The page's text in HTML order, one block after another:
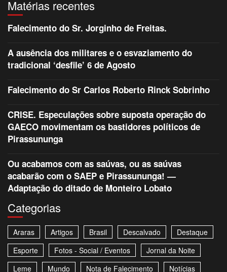
Matérias recentes
Falecimento do Sr. Jorginho de Freitas.
A ausência dos militares e o esvaziamento do
tradicional ‘desfile’ 6 de Agosto
Falecimento do Sr Carlos Roberto Rinck Sobrinho
CRISE. Especulações sobre suposta operação do
GAECO movimentam os bastidores políticos de
Pirassununga
Ou acabamos com as saúvas, ou as saúvas
acabarão com o SAEP e Pirassununga! —
Adaptação do ditado de Monteiro Lobato
Categorias
Araras Artigos Brasil Descalvado
Destaque
Esporte
Fotos - Social / Eventos
Jornal da Noite
Leme
Mundo Nota de Falecimento Notícias